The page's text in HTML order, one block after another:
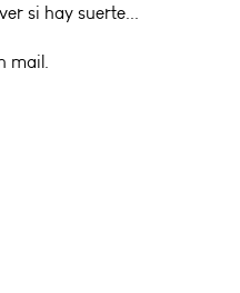
si hay suerte...
mail.